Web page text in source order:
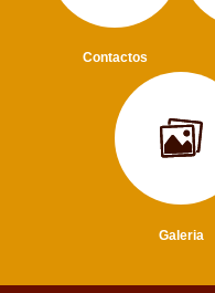
Contactos
Galeria